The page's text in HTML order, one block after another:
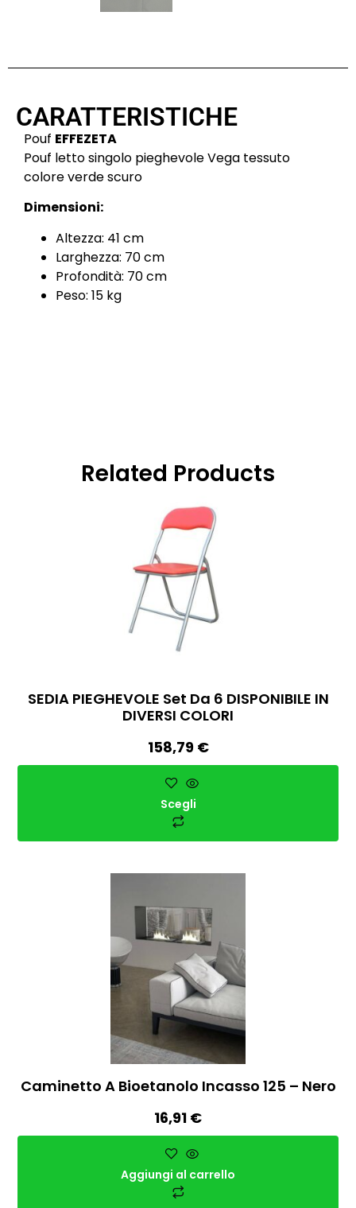
CARATTERISTICHE
Pouf EFFEZETA
Pouf letto singolo pieghevole Vega tessuto
colore verde scuro
Dimensioni:
Altezza: 41 cm
Larghezza: 70 cm
Profondità: 70 cm
Peso: 15 kg
Related Products
SEDIA PIEGHEVOLE Set Da 6 DISPONIBILE IN
DIVERSI COLORI
158,79 €
Scegli
Caminetto A Bioetanolo Incasso 125 – Nero
16,91 €
Aggiungi al carrello